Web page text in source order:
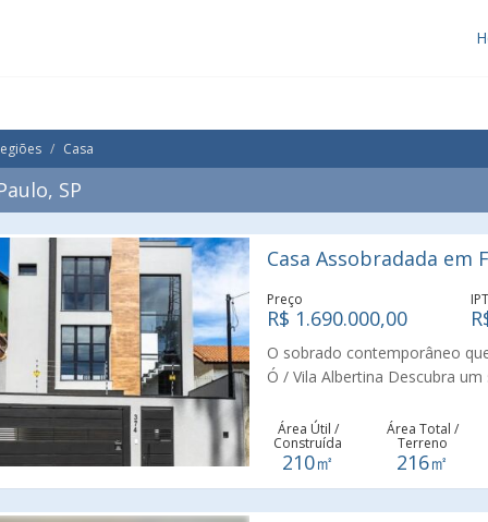
Casa
SP
Casa Assobradada em
Preço
R$ 1.690.000,00
O sobrado contemporâneo
Ó / Vila Albertina Descubra
regiões mais desejadas da
imóvel oferece espaços
e funcionalidade. A cozinha
Área Útil /
Construída
210㎡
Área Total /
Terreno
216㎡